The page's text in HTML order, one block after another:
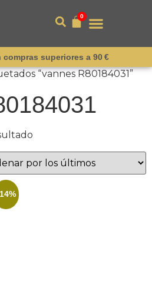
0
superiores a 90 €
“vannes R80184031”